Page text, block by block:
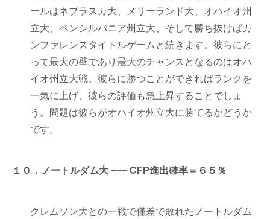
ールはネブラスカ大、メリーランド大、オハイオ州
立大、ペンシルバニア州立大、そして勝ち抜けばカ
ンファレンスタイトルゲームと続きます。彼らにと
って最大の壁であり最大のチャンスとなるのはオハ
イオ州立大戦。彼らに勝つことができればランクを
一気に上げ、彼らの評価も急上昇することでしょ
う。問題は彼らがオハイオ州立大に勝てるかどうか
です。
１０．ノートルダム大 −−− CFP進出確率＝６５％
クレムソン大との一戦で僅差で敗れたノートルダム